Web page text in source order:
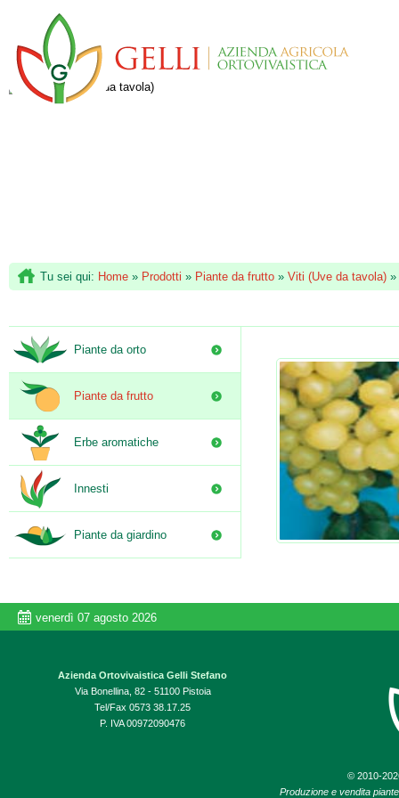
Tu sei qui: Home » Prodotti » Piante da frutto » Viti (Uve da tavola) »
Piante da orto
Piante da frutto
Erbe aromatiche
Innesti
Piante da giardino
venerdì 07 agosto 2026
Azienda Ortovivaistica Gelli Stefano
Via Bonellina, 82 - 51100 Pistoia
Tel/Fax 0573 38.17.25
P. IVA 00972090476
© 2010-
Produzione e vendita